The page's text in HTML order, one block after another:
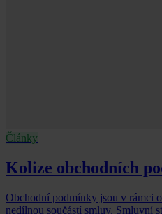
Články
Kolize obchodních
Obchodní podmínky jsou v rámci
nedílnou součástí smluv. Smluvní